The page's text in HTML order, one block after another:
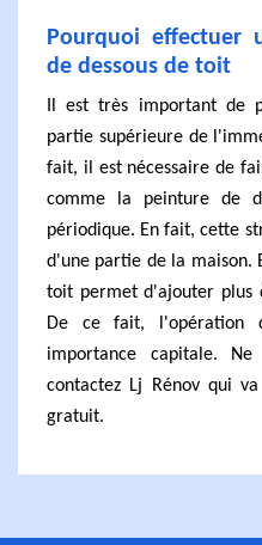
Pourquoi effectuer
de dessous de toit
Il est très important de
partie supérieure de
fait, il est nécessaire de
comme la peinture de
périodique. En fait, cette
d'une partie de la maison.
toit permet d'ajouter plus
De ce fait, l'opération
importance capitale.
contactez Lj Rénov qui
gratuit.